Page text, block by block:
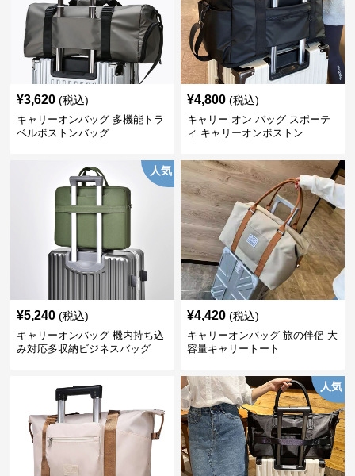
¥3,620 (税込)
キャリーオンバッグ 多機能トラ
ベルボストンバッグ
¥4,800 (税込)
キャリー オン バッグ スポーテ
ィ キャリーオンボストン
人気
¥5,240 (税込)
キャリーオンバッグ 機内持ち込
み対応多収納ビジネスバッグ
¥4,420 (税込)
キャリーオンバッグ 旅の伴侶 大
容量キャリートート
人気